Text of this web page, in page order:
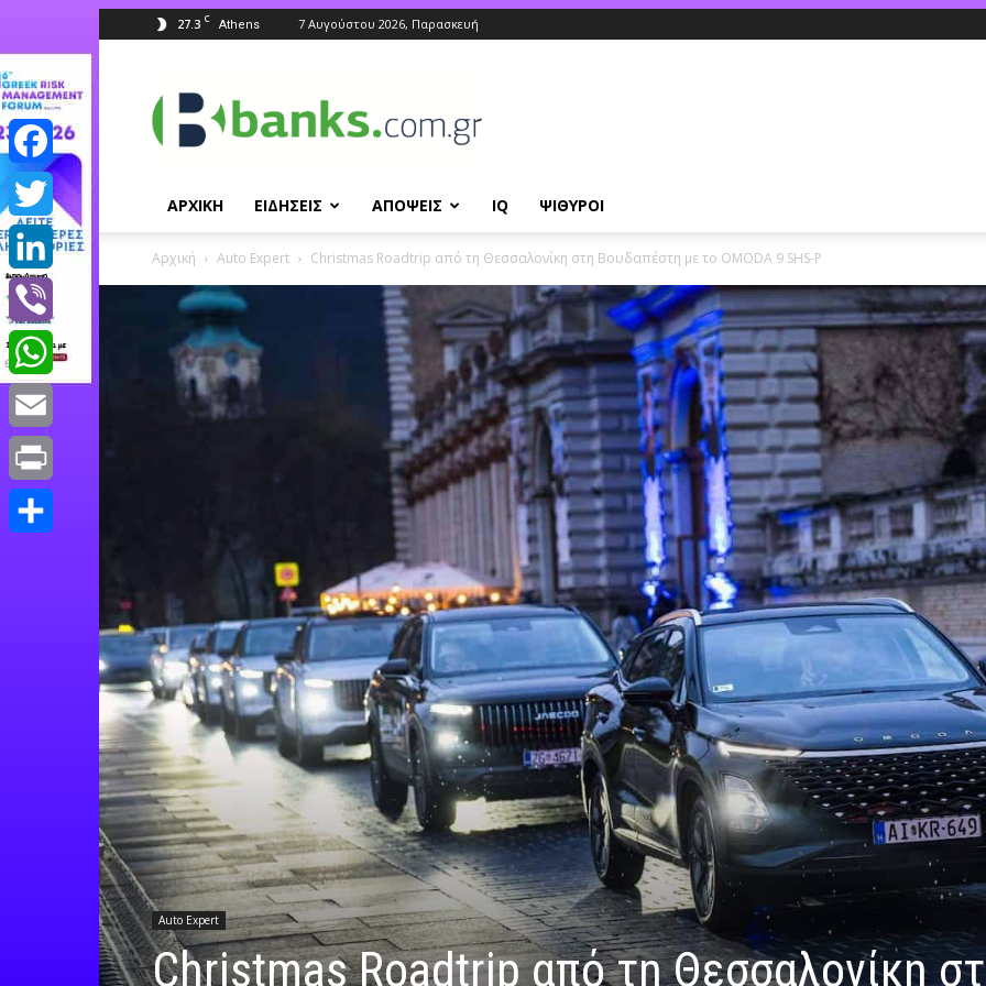
27.3 C Athens 7 Αυγούστου 2026, Παρασκευή
ΑΡΧΙΚΗ ΕΙΔΗΣΕΙΣ ΑΠΟΨΕΙΣ IQ ΨΙΘΥΡΟΙ
Αρχική Auto Expert Christmas Roadtrip από τη Θεσσαλονίκη στη Βουδαπέστη με το OMODA 9 SHS-P
Auto Expert
Christmas Roadtrip από τη Θεσσαλονίκη
Facebook
Twitter
LinkedIn
Viber
WhatsApp
Email
Print